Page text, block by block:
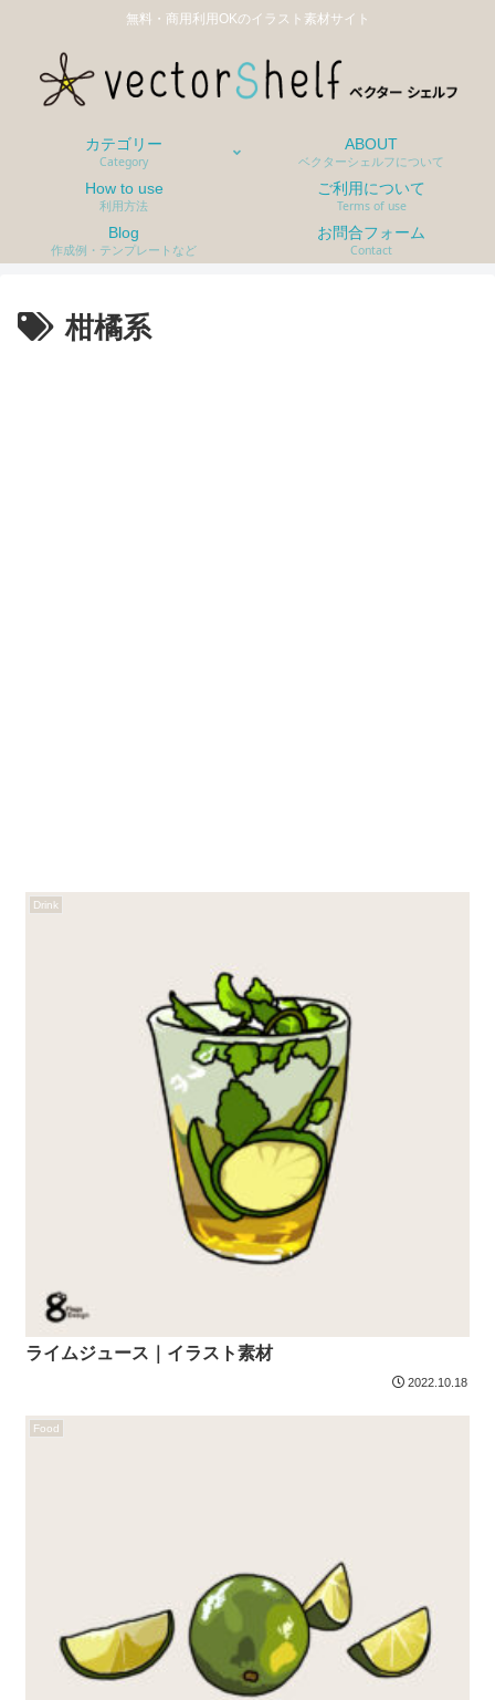
無料・商用利用OKのイラスト素材サイト
カテゴリー
Category
ABOUT
ベクターシェルフについて
How to use
利用方法
ご利用について
Terms of use
Blog
作成例・テンプレートなど
お問合フォーム
Contact
柑橘系
Drink
ライムジュース｜イラスト素材
2022.10.18
Food